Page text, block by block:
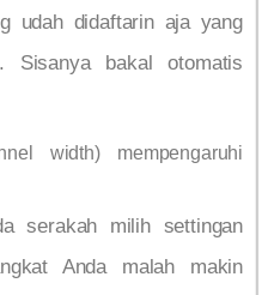
udah didaftarin aja yang
Sisanya bakal otomatis
width) mempengaruhi
serakah milih settingan
Anda malah makin